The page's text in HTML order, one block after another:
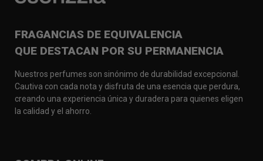
FRAGANCIAS DE EQUIVALENCIA
QUE DESTACAN POR SU PERMANENCIA
Nuestros perfumes son sinónimo de durabilidad excepcional.
Cautiva con cada nota y disfruta de una esencia que perdura,
creando una experiencia única y duradera para quienes eligen
la calidad y el ahorro.